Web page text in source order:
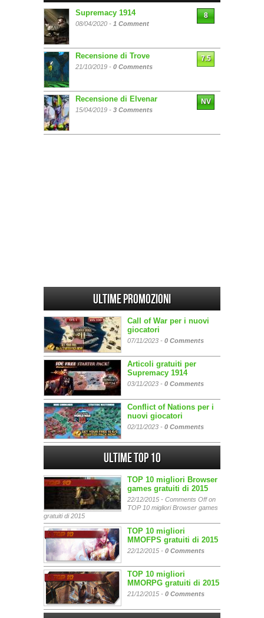
Supremacy 1914
08/04/2020 - 1 Comment
8
Recensione di Trove
21/10/2019 - 0 Comments
7.5
Recensione di Elvenar
15/04/2019 - 3 Comments
NV
Ultime promozioni
Call of War per i nuovi
giocatori
07/11/2023 - 0 Comments
Articoli gratuiti per
Supremacy 1914
03/11/2023 - 0 Comments
Conflict of Nations per i
nuovi giocatori
02/11/2023 - 0 Comments
Ultime Top 10
TOP 10 migliori Browser
games gratuiti di 2015
22/12/2015 - Comments Offon
TOP 10 migliori Browser games
gratuiti di 2015
TOP 10 migliori
MMOFPS gratuiti di 2015
22/12/2015 - 0 Comments
TOP 10 migliori
MMORPG gratuiti di 2015
21/12/2015 - 0 Comments